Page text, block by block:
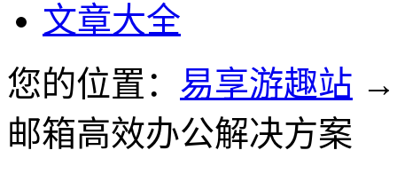
文章大全
您的位置： 易享游趣站
邮箱高效办公解决方案